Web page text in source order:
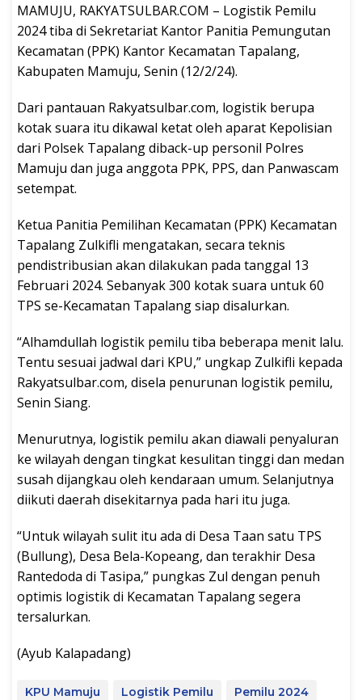
MAMUJU, RAKYATSULBAR.COM – Logistik Pemilu
2024 tiba di Sekretariat Kantor Panitia Pemungutan
Kecamatan (PPK) Kantor Kecamatan Tapalang,
Kabupaten Mamuju, Senin (12/2/24).
Dari pantauan Rakyatsulbar.com, logistik berupa
kotak suara itu dikawal ketat oleh aparat Kepolisian
dari Polsek Tapalang diback-up personil Polres
Mamuju dan juga anggota PPK, PPS, dan Panwascam
setempat.
Ketua Panitia Pemilihan Kecamatan (PPK) Kecamatan
Tapalang Zulkifli mengatakan, secara teknis
pendistribusian akan dilakukan pada tanggal 13
Februari 2024. Sebanyak 300 kotak suara untuk 60
TPS se-Kecamatan Tapalang siap disalurkan.
“Alhamdullah logistik pemilu tiba beberapa menit lalu.
Tentu sesuai jadwal dari KPU,” ungkap Zulkifli kepada
Rakyatsulbar.com, disela penurunan logistik pemilu,
Senin Siang.
Menurutnya, logistik pemilu akan diawali penyaluran
ke wilayah dengan tingkat kesulitan tinggi dan medan
susah dijangkau oleh kendaraan umum. Selanjutnya
diikuti daerah disekitarnya pada hari itu juga.
“Untuk wilayah sulit itu ada di Desa Taan satu TPS
(Bullung), Desa Bela-Kopeang, dan terakhir Desa
Rantedoda di Tasipa,” pungkas Zul dengan penuh
optimis logistik di Kecamatan Tapalang segera
tersalurkan.
(Ayub Kalapadang)
KPU Mamuju Logistik Pemilu
Pemilu 2024